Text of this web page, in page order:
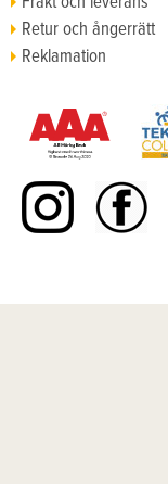
Retur och ångerrätt
Reklamation